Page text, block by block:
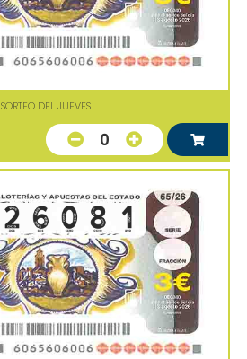
SORTEO DEL JUEVES
0